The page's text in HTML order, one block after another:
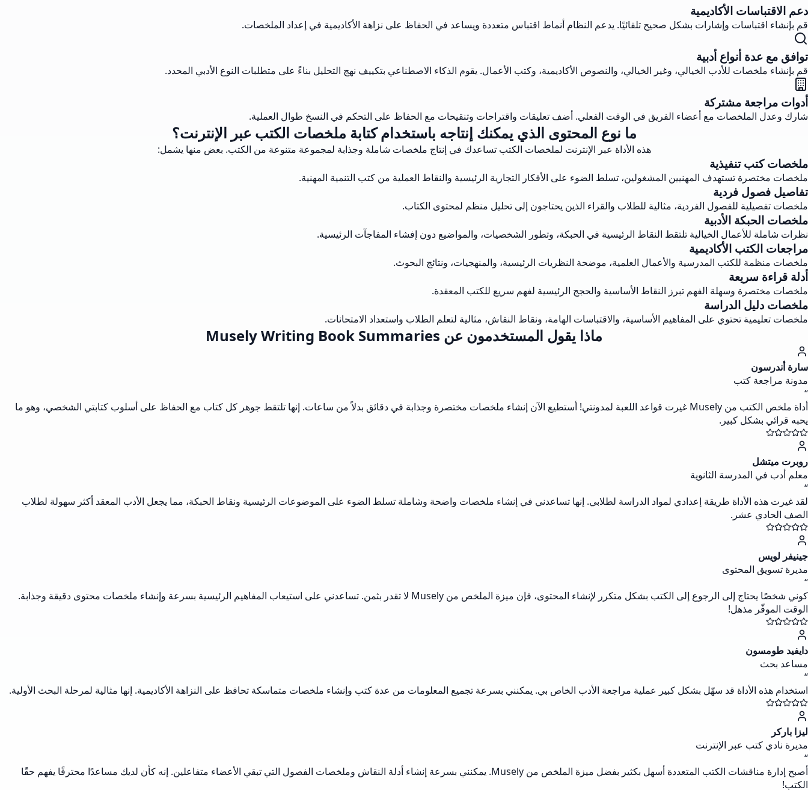
دعم الاقتباسات الأكاديمية
قم بإنشاء اقتباسات وإشارات بشكل صحيح تلقائيًا. يدعم النظام أنماط اقتباس متعددة ويساعد في الحفاظ على نزاهة الأكاديمية في إعداد الملخصات.
توافق مع عدة أنواع أدبية
قم بإنشاء ملخصات للأدب الخيالي، وغير الخيالي، والنصوص الأكاديمية، وكتب الأعمال. يقوم الذكاء الاصطناعي بتكييف نهج التحليل بناءً على متطلبات النوع الأدبي المحدد.
أدوات مراجعة مشتركة
شارك وعدل الملخصات مع أعضاء الفريق في الوقت الفعلي. أضف تعليقات واقتراحات وتنقيحات مع الحفاظ على التحكم في النسخ طوال العملية.
ما نوع المحتوى الذي يمكنك إنتاجه باستخدام كتابة ملخصات الكتب عبر الإنترنت؟
هذه الأداة عبر الإنترنت لملخصات الكتب تساعدك في إنتاج ملخصات شاملة وجذابة لمجموعة متنوعة من الكتب. بعض منها يشمل:
ملخصات كتب تنفيذية
ملخصات مختصرة تستهدف المهنيين المشغولين، تسلط الضوء على الأفكار التجارية الرئيسية والنقاط العملية من كتب التنمية المهنية.
تفاصيل فصول فردية
ملخصات تفصيلية للفصول الفردية، مثالية للطلاب والقراء الذين يحتاجون إلى تحليل منظم لمحتوى الكتاب.
ملخصات الحبكة الأدبية
نظرات شاملة للأعمال الخيالية تلتقط النقاط الرئيسية في الحبكة، وتطور الشخصيات، والمواضيع دون إفشاء المفاجآت الرئيسية.
مراجعات الكتب الأكاديمية
ملخصات منظمة للكتب المدرسية والأعمال العلمية، موضحة النظريات الرئيسية، والمنهجيات، ونتائج البحوث.
أدلة قراءة سريعة
ملخصات مختصرة وسهلة الفهم تبرز النقاط الأساسية والحجج الرئيسية لفهم سريع للكتب المعقدة.
ملخصات دليل الدراسة
ملخصات تعليمية تحتوي على المفاهيم الأساسية، والاقتباسات الهامة، ونقاط النقاش، مثالية لتعلم الطلاب واستعداد الامتحانات.
ماذا يقول المستخدمون عن Musely Writing Book Summaries
سارة أندرسون
مدونة مراجعة كتب
“
أداة ملخص الكتب من Musely غيرت قواعد اللعبة لمدونتي! أستطيع الآن إنشاء ملخصات مختصرة وجذابة في دقائق بدلاً من ساعات. إنها تلتقط جوهر كل كتاب مع الحفاظ على أسلوب كتابتي الشخصي، وهو ما
يحبه قرائي بشكل كبير.
روبرت ميتشل
معلم أدب في المدرسة الثانوية
“
لقد غيرت هذه الأداة طريقة إعدادي لمواد الدراسة لطلابي. إنها تساعدني في إنشاء ملخصات واضحة وشاملة تسلط الضوء على الموضوعات الرئيسية ونقاط الحبكة، مما يجعل الأدب المعقد أكثر سهولة لطلاب
الصف الحادي عشر.
جينيفر لويس
مديرة تسويق المحتوى
“
كوني شخصًا يحتاج إلى الرجوع إلى الكتب بشكل متكرر لإنشاء المحتوى، فإن ميزة الملخص من Musely لا تقدر بثمن. تساعدني على استيعاب المفاهيم الرئيسية بسرعة وإنشاء ملخصات محتوى دقيقة وجذابة.
الوقت الموفّر مذهل!
دايفيد طومسون
مساعد بحث
“
استخدام هذه الأداة قد سهّل بشكل كبير عملية مراجعة الأدب الخاص بي. يمكنني بسرعة تجميع المعلومات من عدة كتب وإنشاء ملخصات متماسكة تحافظ على النزاهة الأكاديمية. إنها مثالية لمرحلة البحث الأولية.
ليزا باركر
مديرة نادي كتب عبر الإنترنت
“
أصبح إدارة مناقشات الكتب المتعددة أسهل بكثير بفضل ميزة الملخص من Musely. يمكنني بسرعة إنشاء أدلة النقاش وملخصات الفصول التي تبقي الأعضاء متفاعلين. إنه كأن لديك مساعدًا محترفًا يفهم حقًا
الكتب!